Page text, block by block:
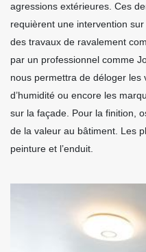
agressions extérieures. Ces
requièrent une intervention
des travaux de ravalement
par un professionnel comme
nous permettra de déloger les
d’humidité ou encore les
sur la façade. Pour la finition,
de la valeur au bâtiment. Les
peinture et l’enduit.